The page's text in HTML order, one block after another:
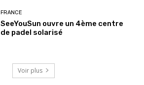
FRANCE
SeeYouSun ouvre un 4ème centre
de padel solarisé
Voir plus